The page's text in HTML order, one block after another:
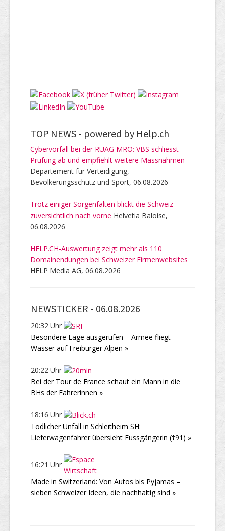
TOP NEWS - powered by Help.ch
Cybervorfall bei der RUAG MRO: VBS schliesst
Prüfung ab und empfiehlt weitere Massnahmen
Departement für Verteidigung,
Bevölkerungsschutz und Sport, 06.08.2026
Trotz einiger Sorgenfalten blickt die Schweiz
zuversichtlich nach vorne Helvetia Baloise,
06.08.2026
HELP.CH-Auswertung zeigt mehr als 110
Domainendungen bei Schweizer Firmenwebsites
HELP Media AG, 06.08.2026
NEWSTICKER - 06.08.2026
20:32 Uhr
Besondere Lage ausgerufen – Armee fliegt
Wasser auf Freiburger Alpen »
20:22 Uhr
Bei der Tour de France schaut ein Mann in die
BHs der Fahrerinnen »
18:16 Uhr
Tödlicher Unfall in Schleitheim SH:
Lieferwagenfahrer übersieht Fussgängerin (†91) »
16:21 Uhr
Made in Switzerland: Von Autos bis Pyjamas –
sieben Schweizer Ideen, die nachhaltig sind »